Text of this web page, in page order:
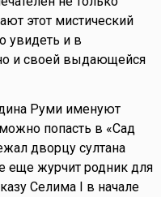
этот мистический
увидеть и в
и своей выдающейся
Руми именуют
попасть в «Сад
дворцу султана
еще журчит родник для
Селима I в начале